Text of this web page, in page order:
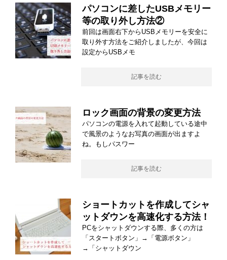
パソコンに差したUSBメモリー
等の取り外し方法②
前回は画面右下からUSBメモリーを安全に
取り外す方法をご紹介しましたが、今回は
設定からUSBメモ
記事を読む
ロック画面の背景の変更方法
パソコンの電源を入れて起動している途中
で風景のようなお写真の画面が出ますよ
ね。もしパスワー
記事を読む
ショートカットを作成してシャ
ットダウンを高速化する方法！
PCをシャットダウンする際、多くの方は
「スタートボタン」→「電源ボタン」
→「シャットダウン